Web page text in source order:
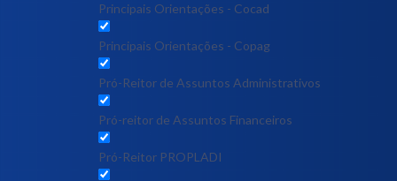
Principais Orientações - Cocad
Principais Orientações - Copag
Pró-Reitor de Assuntos Administrativos
Pró-reitor de Assuntos Financeiros
Pró-Reitor PROPLADI